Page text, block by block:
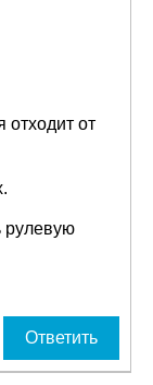
отходит от
рулевую
Ответить